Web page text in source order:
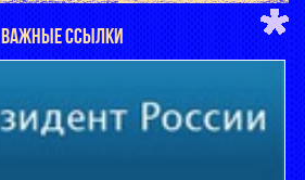
ВАЖНЫЕ ССЫЛКИ